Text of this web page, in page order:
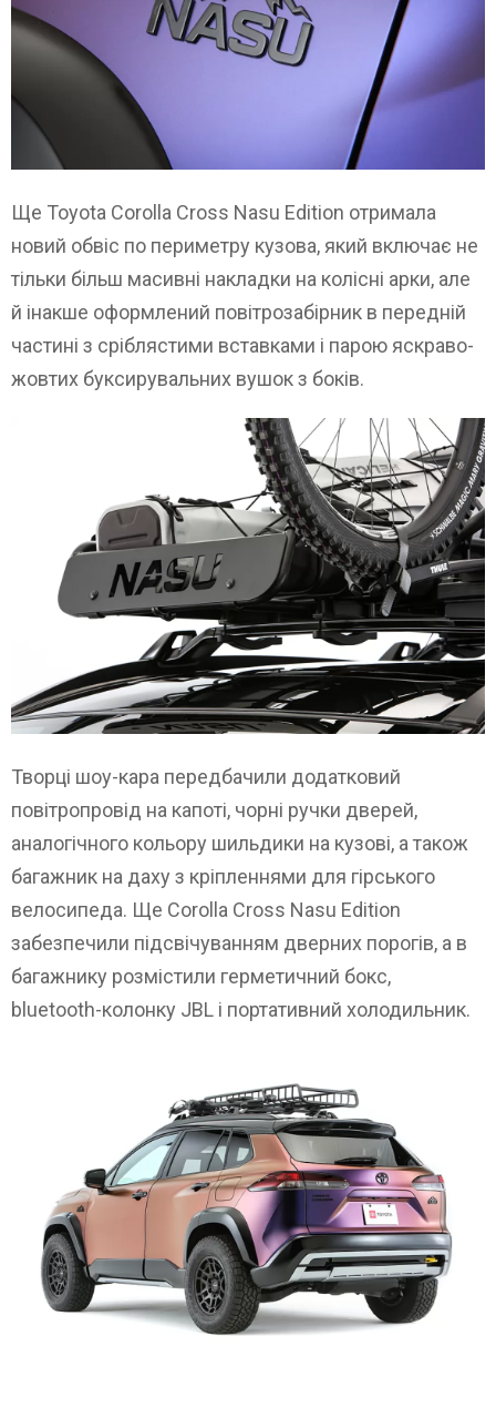
Ще Toyota Corolla Cross Nasu Edition отримала
новий обвіс по периметру кузова, який включає не
тільки більш масивні накладки на колісні арки, але
й інакше оформлений повітрозабірник в передній
частині з сріблястими вставками і парою яскраво-
жовтих буксирувальних вушок з боків.
Творці шоу-кара передбачили додатковий
повітропровід на капоті, чорні ручки дверей,
аналогічного кольору шильдики на кузові, а також
багажник на даху з кріпленнями для гірського
велосипеда. Ще Corolla Cross Nasu Edition
забезпечили підсвічуванням дверних порогів, а в
багажнику розмістили герметичний бокс,
bluetooth-колонку JBL і портативний холодильник.